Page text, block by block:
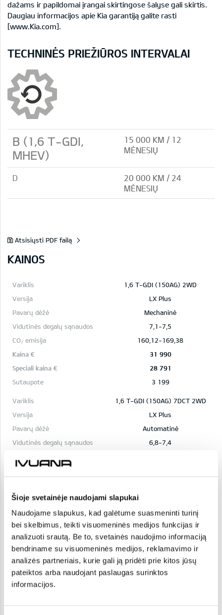
Šioje svetainėje naudojami slapukai
Naudojame slapukus, kad galėtume suasmeninti turinį
bei skelbimus, teikti visuomeninės medijos funkcijas ir
analizuoti srautą. Be to, svetainės naudojimo informaciją
bendriname su visuomeninės medijos, reklamavimo ir
analizės partneriais, kurie gali ją pridėti prie kitos jūsų
pateiktos arba naudojant paslaugas surinktos
informacijos.
dažams ir papildomai įrangai skirtingose šalyse gali skirtis.
Daugiau informacijos apie Kia garantiją galite rasti
[www.Kia.com].
TECHNINĖS PRIEŽIŪROS INTERVALAI
B (1,6 T-GDI,
MHEV)
15 000 KM / 12
MĖNESIŲ
D
20 000 KM / 24
MĖNESIŲ
Atsisiųsti PDF failą
KAINOS
1,6 T-GDI (150AG) 2WD
LX Plus
Mechaninė
7,1-7,5
160,12-169,38
31 990
28 791
3 199
1,6 T-GDI (150AG) 7DCT 2WD
LX Plus
Automatinė
6,8-7,4
1,6 CRDi (136AG) MHEV 2WD
LX Plus
Mechaninė
4,9-5,6
129,41-145,38